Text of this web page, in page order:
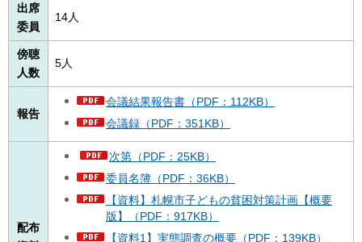
出席
委員
14人
傍聴
人数
5人
報告
会議結果報告書（PDF：112KB）
会議録（PDF：351KB）
配布
次第（PDF：25KB）
委員名簿（PDF：36KB）
【資料】札幌市子どもの貧困対策計画【概要
版】（PDF：917KB）
【資料1】実態調査の概要（PDF：139KB）